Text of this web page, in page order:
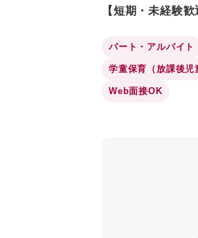
【短期・未経験
パート・アルバイト
学童保育（放課後児
Web面接OK